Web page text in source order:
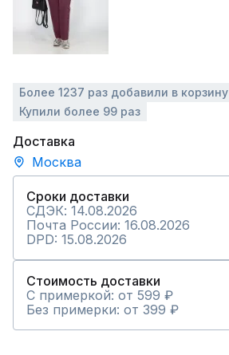
Более 1237 раз добавили в корзину
Купили более 99 раз
Доставка
Москва
Сроки доставки
СДЭК: 14.08.2026
Почта России: 16.08.2026
DPD: 15.08.2026
Стоимость доставки
С примеркой: от 599 ₽
Без примерки: от 399 ₽